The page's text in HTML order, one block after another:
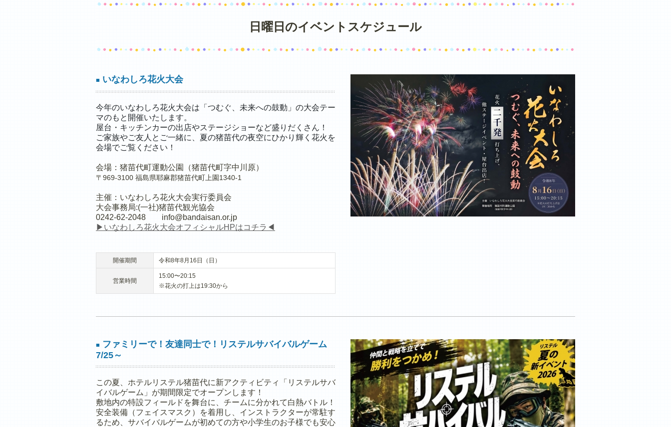
日曜日のイベントスケジュール
■ いなわしろ花火大会
今年のいなわしろ花火大会は「つむぐ、未来への鼓動」の大会テー
マのもと開催いたします。
屋台・キッチンカーの出店やステージショーなど盛りだくさん！
ご家族やご友人とご一緒に、夏の猪苗代の夜空にひかり輝く花火を
会場でご覧ください！
会場：猪苗代町運動公園（猪苗代町字中川原）
〒969-3100 福島県耶麻郡猪苗代町上園1340-1
主催：いなわしろ花火大会実行委員会
大会事務局:(一社)猪苗代観光協会
0242-62-2048 info@bandaisan.or.jp
▶いなわしろ花火大会オフィシャルHPはコチラ◀
開催期間 令和8年8月16日（日）
営業時間
15:00〜20:15
※花火の打上は19:30から
■ ファミリーで！友達同士で！リステルサバイバルゲーム
7/25～
この夏、ホテルリステル猪苗代に新アクティビティ「リステルサバ
イバルゲーム」が期間限定でオープンします！
敷地内の特設フィールドを舞台に、チームに分かれて白熱バトル！
安全装備（フェイスマスク）を着用し、インストラクターが常駐す
るため、サバイバルゲームが初めての方や小学生のお子様でも安心